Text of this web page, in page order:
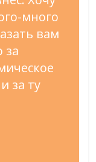
много
вам
за
за ту